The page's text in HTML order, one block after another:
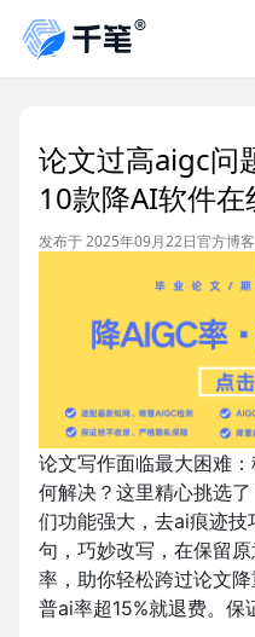
论文过高aigc问
10款降AI软件在
发布于 2025年09月22日官方博客
论文写作面临最大困难
何解决？这里精心挑选
们功能强大，去ai痕迹
句，巧妙改写，在保留
率，助你轻松跨过论文
普ai率超15%就退费。保